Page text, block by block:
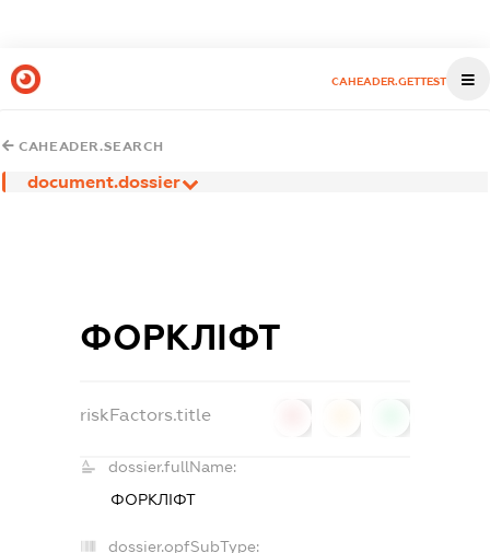
CAHEADER.GETTEST
CAHEADER.SEARCH
document.dossier
ФОРКЛІФТ
riskFactors.title
dossier.fullName:
ФОРКЛІФТ
dossier.opfSubType: